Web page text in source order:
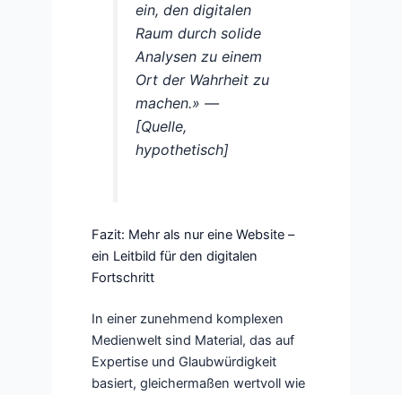
ein, den digitalen
Raum durch solide
Analysen zu einem
Ort der Wahrheit zu
machen.» —
[Quelle,
hypothetisch]
Fazit: Mehr als nur eine Website –
ein Leitbild für den digitalen
Fortschritt
In einer zunehmend komplexen
Medienwelt sind Material, das auf
Expertise und Glaubwürdigkeit
basiert, gleichermaßen wertvoll wie